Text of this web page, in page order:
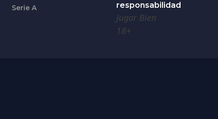
Serie A
responsabilidad
Jugar Bien
18+